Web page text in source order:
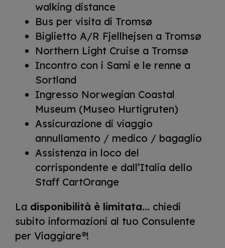
walking distance
Bus per visita di Tromsø
Biglietto A/R Fjellhejsen a Tromsø
Northern Light Cruise a Tromsø
Incontro con i Sami e le renne a
Sortland
Ingresso Norwegian Coastal
Museum (Museo Hurtigruten)
Assicurazione di viaggio
annullamento / medico / bagaglio
Assistenza in loco del
corrispondente e dall’Italia dello
Staff CartOrange
La disponibilità è limitata... chiedi
subito informazioni al tuo Consulente
per Viaggiare®!